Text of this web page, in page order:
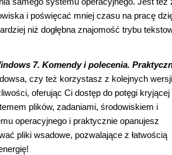
i poświęcać mniej czasu na pracę
niż dogłębna znajomość trybu
7. Komendy i polecenia.
czy też korzystasz z kolejnych
oferując Ci dostęp do potęgi kryjącej
plików, zadaniami, środowiskiem i
operacyjnego i praktycznie opanujesz
pliki wsadowe, pozwalające z łatwością